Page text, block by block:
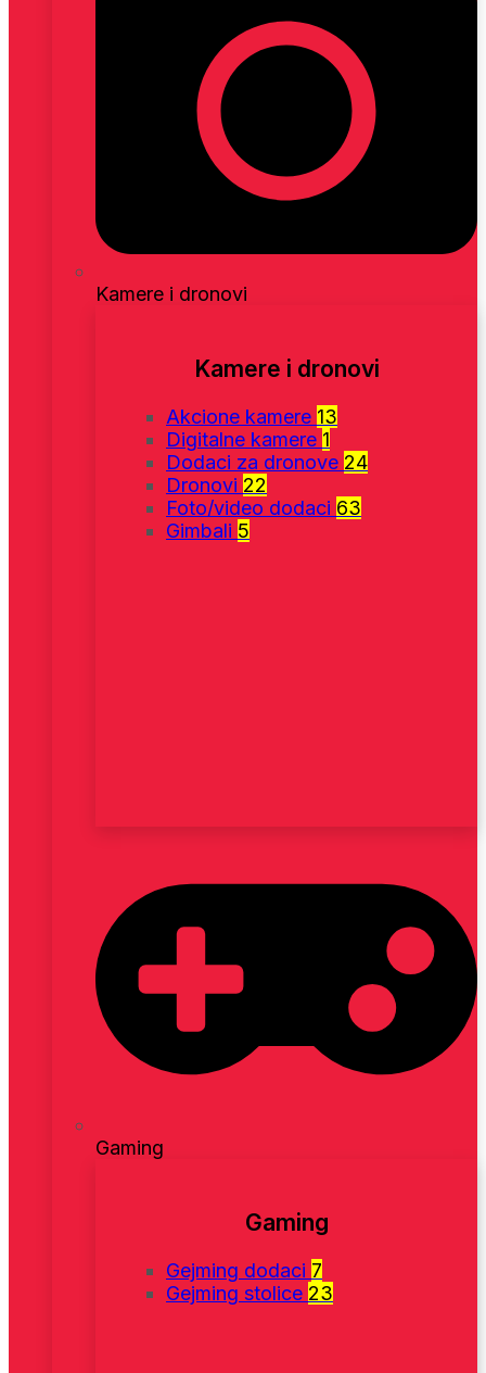
Kamere i dronovi
Kamere i dronovi
Akcione kamere 13
Digitalne kamere 1
Dodaci za dronove 24
Dronovi 22
Foto/video dodaci 63
Gimbali 5
Gaming
Gaming
Gejming dodaci 7
Gejming stolice 23